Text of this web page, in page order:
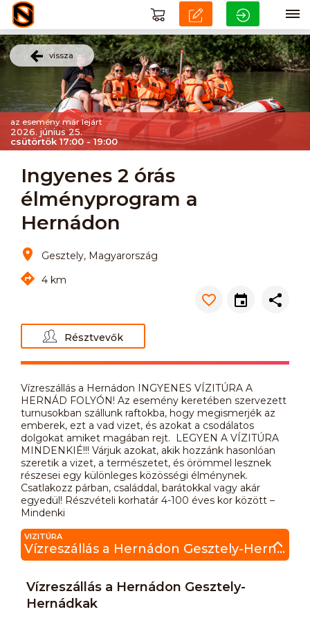
vissza
az esemény már lejárt
2026. június 25.
csütörtök 17:00 - 19:00
Ingyenes 2 órás
élményprogram a
Hernádon
Gesztely, Magyarország
4 km
Résztvevők
Vízreszállás a Hernádon INGYENES VÍZITÚRA A
HERNÁD FOLYÓN! Az esemény keretében szervezett
turnusokban szállunk raftokba, hogy megismerjék az
emberek, ezt a vad vizet, és azokat a csodálatos
dolgokat amiket magában rejt. LEGYEN A VÍZITÚRA
MINDENKIÉ!!! Várjuk azokat, akik hozzánk hasonlóan
szeretik a vizet, a természetet, és örömmel lesznek
részesei egy különleges közösségi élménynek.
Csatlakozz párban, családdal, barátokkal vagy akár
egyedül! Részvételi korhatár 4-100 éves kor között –
Mindenki
VIZITÚRA
Vízreszállás a Hernádon Gesztely-Hernádkak
Vízreszállás a Hernádon Gesztely-
Hernádkak